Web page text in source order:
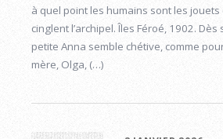
à quel point les humains sont les jouets
cinglent l’archipel. Îles Féroé, 1902. Dès
petite Anna semble chétive, comme
mère, Olga, (…)